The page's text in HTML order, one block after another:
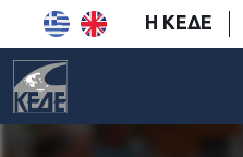
Η ΚΕΔΕ